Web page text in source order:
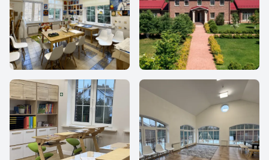
Частная школа МИР Частная школа МИР